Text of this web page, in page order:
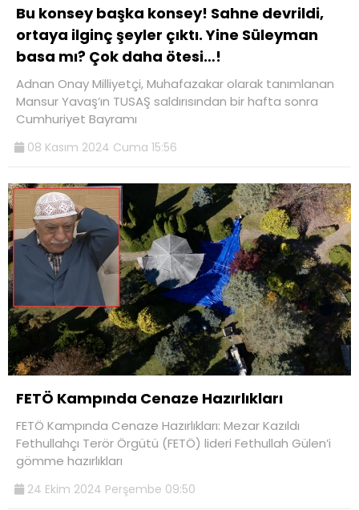
Bu konsey başka konsey! Sahne devrildi,
ortaya ilginç şeyler çıktı. Yine Süleyman
basa mı? Çok daha ötesi…!
Adnan Onay Milliyetçi, Muhafazakar olarak tanımlanan
Mansur Yavaş’ın TUSAŞ saldırısından bir hafta sonra
Cumhuriyet Bayramı
08 Kasım 2024 Cuma 15:56
FETÖ Kampında Cenaze Hazırlıkları
FETÖ Kampında Cenaze Hazırlıkları: Mezar Kazıldı
Fethullahçı Terör Örgütü (FETÖ) lideri Fethullah Gülen’i
gömme hazırlıkları
24 Ekim 2024 Perşembe 09:50